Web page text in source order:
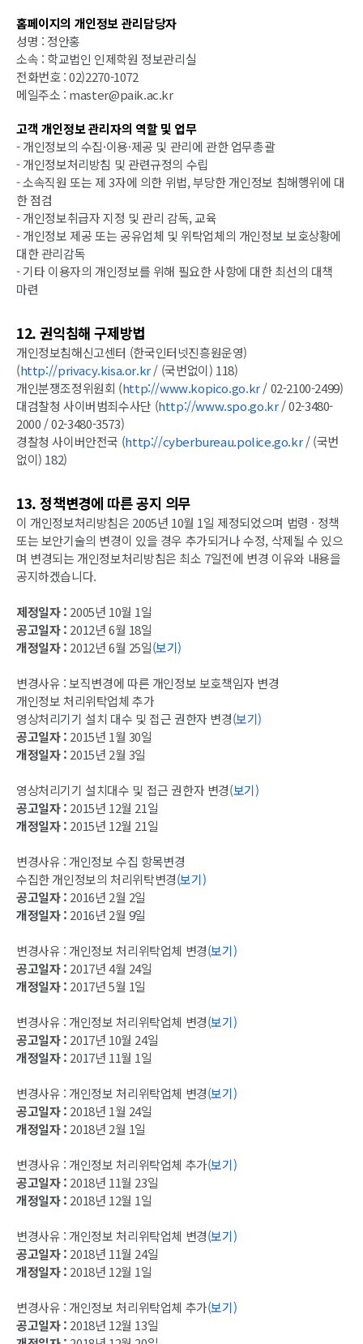
홈페이지의 개인정보 관리담당자
성명 : 정안홍
소속 : 학교법인 인제학원 정보관리실
전화번호 : 02)2270-1072
메일주소 : master@paik.ac.kr
고객 개인정보 관리자의 역할 및 업무
- 개인정보의 수집·이용·제공 및 관리에 관한 업무총괄
- 개인정보처리방침 및 관련규정의 수립
- 소속직원 또는 제 3자에 의한 위법, 부당한 개인정보 침해행위에 대
한 점검
- 개인정보취급자 지정 및 관리 감독, 교육
- 개인정보 제공 또는 공유업체 및 위탁업체의 개인정보 보호상황에
대한 관리감독
- 기타 이용자의 개인정보를 위해 필요한 사항에 대한 최선의 대책
마련
12. 권익침해 구제방법
개인정보침해신고센터 (한국인터넷진흥원운영)
(http://privacy.kisa.or.kr/ (국번없이) 118)
개인분쟁조정위원회 (http://www.kopico.go.kr/ 02-2100-2499)
대검찰청 사이버범죄수사단 (http://www.spo.go.kr/ 02-3480-
2000 / 02-3480-3573)
경찰청 사이버안전국 (http://cyberbureau.police.go.kr/ (국번
없이) 182)
13. 정책변경에 따른 공지 의무
이 개인정보처리방침은 2005년 10월 1일 제정되었으며 법령 · 정책
또는 보안기술의 변경이 있을 경우 추가되거나 수정, 삭제될 수 있으
며 변경되는 개인정보처리방침은 최소 7일전에 변경 이유와 내용을
공지하겠습니다.
제정일자 : 2005년 10월 1일
공고일자 : 2012년 6월 18일
개정일자 : 2012년 6월 25일(보기)
변경사유 : 보직변경에 따른 개인정보 보호책임자 변경
개인정보 처리위탁업체 추가
영상처리기기 설치 대수 및 접근 권한자 변경(보기)
공고일자 : 2015년 1월 30일
개정일자 : 2015년 2월 3일
영상처리기기 설치대수 및 접근 권한자 변경(보기)
공고일자 : 2015년 12월 21일
개정일자 : 2015년 12월 21일
변경사유 : 개인정보 수집 항목변경
수집한 개인정보의 처리위탁변경(보기)
공고일자 : 2016년 2월 2일
개정일자 : 2016년 2월 9일
변경사유 : 개인정보 처리위탁업체 변경(보기)
공고일자 : 2017년 4월 24일
개정일자 : 2017년 5월 1일
변경사유 : 개인정보 처리위탁업체 변경(보기)
공고일자 : 2017년 10월 24일
개정일자 : 2017년 11월 1일
변경사유 : 개인정보 처리위탁업체 변경(보기)
공고일자 : 2018년 1월 24일
개정일자 : 2018년 2월 1일
변경사유 : 개인정보 처리위탁업체 추가(보기)
공고일자 : 2018년 11월 23일
개정일자 : 2018년 12월 1일
변경사유 : 개인정보 처리위탁업체 변경(보기)
공고일자 : 2018년 11월 24일
개정일자 : 2018년 12월 1일
변경사유 : 개인정보 처리위탁업체 추가(보기)
공고일자 : 2018년 12월 13일